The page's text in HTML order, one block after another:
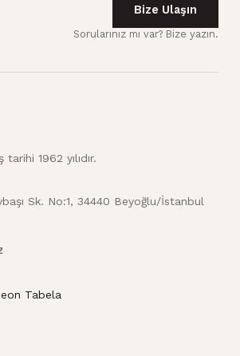
Bize Ulaşın
Sorularınız mı var? Bize yazın.
tarihi 1962 yılıdır.
Sk. No:1, 34440 Beyoğlu/İstanbul
Tabela